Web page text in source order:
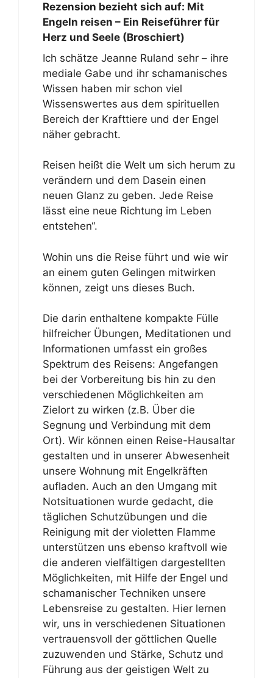
Rezension bezieht sich auf: Mit
Engeln reisen – Ein Reiseführer für
Herz und Seele (Broschiert)
Ich schätze Jeanne Ruland sehr – ihre
mediale Gabe und ihr schamanisches
Wissen haben mir schon viel
Wissenswertes aus dem spirituellen
Bereich der Krafttiere und der Engel
näher gebracht.
Reisen heißt die Welt um sich herum zu
verändern und dem Dasein einen
neuen Glanz zu geben. Jede Reise
lässt eine neue Richtung im Leben
entstehen“.
Wohin uns die Reise führt und wie wir
an einem guten Gelingen mitwirken
können, zeigt uns dieses Buch.
Die darin enthaltene kompakte Fülle
hilfreicher Übungen, Meditationen und
Informationen umfasst ein großes
Spektrum des Reisens: Angefangen
bei der Vorbereitung bis hin zu den
verschiedenen Möglichkeiten am
Zielort zu wirken (z.B. Über die
Segnung und Verbindung mit dem
Ort). Wir können einen Reise-Hausaltar
gestalten und in unserer Abwesenheit
unsere Wohnung mit Engelkräften
aufladen. Auch an den Umgang mit
Notsituationen wurde gedacht, die
täglichen Schutzübungen und die
Reinigung mit der violetten Flamme
unterstützen uns ebenso kraftvoll wie
die anderen vielfältigen dargestellten
Möglichkeiten, mit Hilfe der Engel und
schamanischer Techniken unsere
Lebensreise zu gestalten. Hier lernen
wir, uns in verschiedenen Situationen
vertrauensvoll der göttlichen Quelle
zuzuwenden und Stärke, Schutz und
Führung aus der geistigen Welt zu